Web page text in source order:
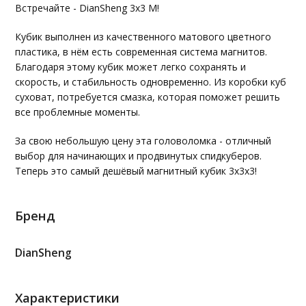
Встречайте - DianSheng 3х3 M!
Кубик выполнен из качественного матового цветного
пластика, в нём есть современная система магнитов.
Благодаря этому кубик может легко сохранять и
скорость, и стабильность одновременно. Из коробки куб
суховат, потребуется смазка, которая поможет решить
все проблемные моменты.
За свою небольшую цену эта головоломка - отличный
выбор для начинающих и продвинутых спидкуберов.
Теперь это самый дешёвый магнитный кубик 3х3х3!
Бренд
DianSheng
Характеристики